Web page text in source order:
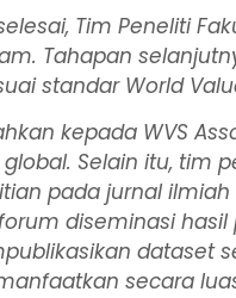
Tim Peneliti
Tahapan
standar World
kepada WVS
Selain itu, tim
pada jurnal
diseminasi
dataset
secara